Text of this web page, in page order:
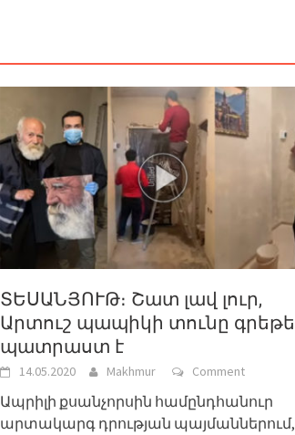
ՏԵՍԱՆՅՈՒԹ։ Շատ լավ լուր,
Արտուշ պապիկի տունը գրեթե
պատրաստ է
14.05.2020 Makhmur Comment
Ապրիլի քսանչորսին համընդհանուր
արտակարգ դրության պայմաններում,